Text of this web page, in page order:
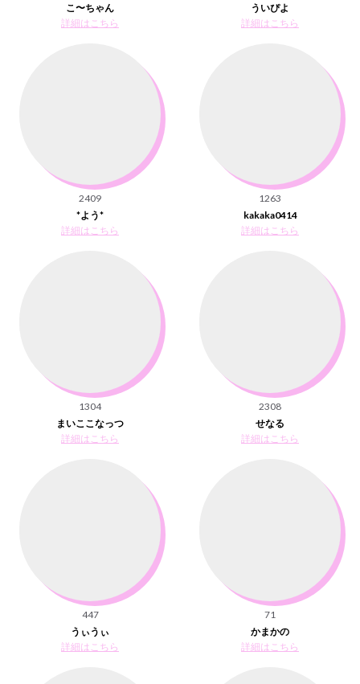
こ〜ちゃん
詳細はこちら
ういぴよ
詳細はこちら
2409
*よう*
詳細はこちら
1263
kakaka0414
詳細はこちら
1304
まいここなっつ
詳細はこちら
2308
せなる
詳細はこちら
447
うぃうぃ
詳細はこちら
71
かまかの
詳細はこちら